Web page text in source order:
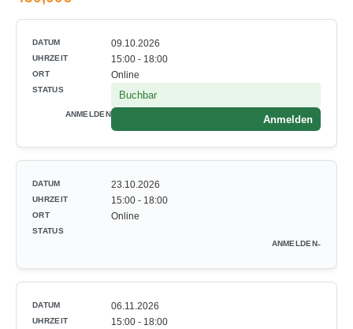
09.10.2026
15:00 - 18:00
Online
Buchbar
Anmelden
23.10.2026
15:00 - 18:00
Online
-
06.11.2026
15:00 - 18:00